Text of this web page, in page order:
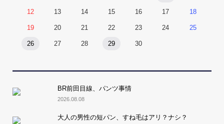
12 13 14 15 16 17 18
19 20 21 22 23 24 25
26 27 28 29 30
BR前田目線、パンツ事情
2026.08.08
大人の男性の短パン、すね毛はアリ？ナシ？